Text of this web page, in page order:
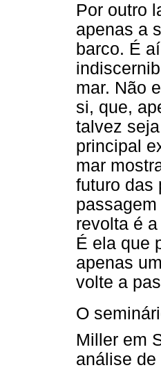
Por outro
apenas a
barco. É
mar. Não
si, que,
talvez
principal
mar
futuro das
revolta é
É ela que
apenas
volte a
O
Miller em
análise